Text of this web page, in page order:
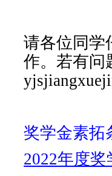
请各位同学
作。若有问
奖学金素拓
2022年度